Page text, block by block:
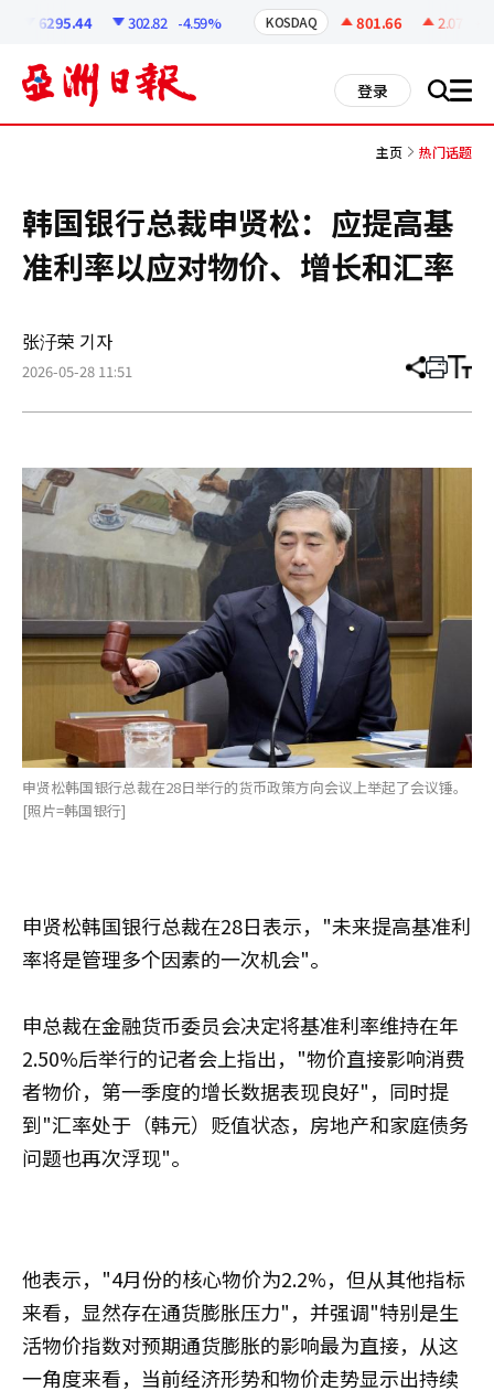
6295.44 302.82 -4.59% KOSDAQ 801.66 2.07
登录 搜 all
主页 热门话题
韩国银行总裁申贤松：应提高基
准利率以应对物价、增长和汇率
张汓荣 기자
2026-05-28 11:51 分
章
打 调
小
申贤松韩国银行总裁在28日举行的货币政策方向会议上举起了会议锤。
[照片=韩国银行]
申贤松韩国银行总裁在28日表示，"未来提高基准利
率将是管理多个因素的一次机会"。
申总裁在金融货币委员会决定将基准利率维持在年
2.50%后举行的记者会上指出，"物价直接影响消费
者物价，第一季度的增长数据表现良好"，同时提
到"汇率处于（韩元）贬值状态，房地产和家庭债务
问题也再次浮现"。
他表示，"4月份的核心物价为2.2%，但从其他指标
来看，显然存在通货膨胀压力"，并强调"特别是生
活物价指数对预期通货膨胀的影响最为直接，从这
一角度来看，当前经济形势和物价走势显示出持续